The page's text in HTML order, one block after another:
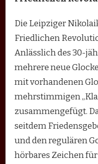
Die Leipziger
Friedlichen
Anlässlich des 30-
mehrere neue
mit vorhandenen
mehrstimmigen
zusammengefügt.
seitdem
und den regulären
hörbares Zeichen